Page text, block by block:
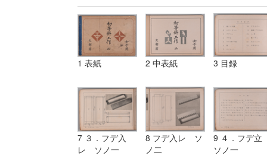
1 表紙 2 中表紙 3 目録
7 ３．フデ入
レ ソノ一
8 フデ入レ ソ
ノ二
9 ４．フデ
ソノ一